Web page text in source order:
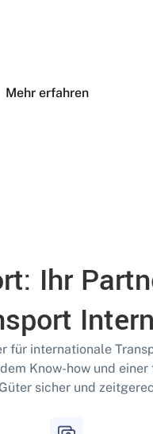
Mehr erfahren
Ihr
für internationale
Know-how und
sicher und